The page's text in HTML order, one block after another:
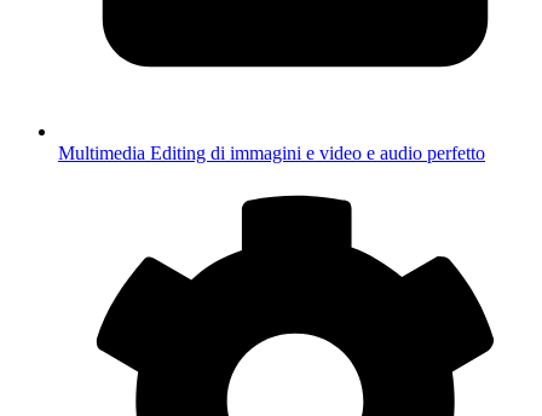
Multimedia Editing di immagini e video e audio perfetto